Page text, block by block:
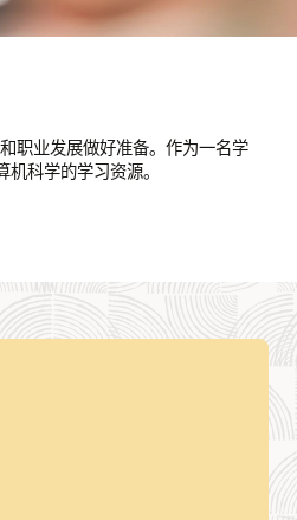
职业发展做好准备。作为一名学
科学的学习资源。